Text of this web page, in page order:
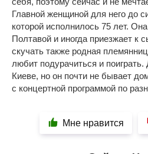
Главной женщиной для него до
которой исполнилось 75 лет.
Полтавой и иногда приезжает к
скучать также родная
любит подурачиться и
Киеве, но он почти не бывает
с концертной программой по
Мне нравится